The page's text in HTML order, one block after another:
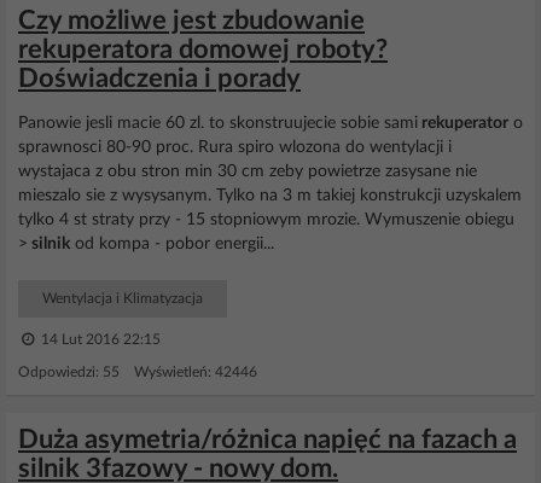
Czy możliwe jest zbudowanie
rekuperatora domowej roboty?
Doświadczenia i porady
Panowie jesli macie 60 zl. to skonstruujecie sobie sami rekuperator o
sprawnosci 80-90 proc. Rura spiro wlozona do wentylacji i
wystajaca z obu stron min 30 cm zeby powietrze zasysane nie
mieszalo sie z wysysanym. Tylko na 3 m takiej konstrukcji uzyskalem
tylko 4 st straty przy - 15 stopniowym mrozie. Wymuszenie obiegu
> silnik od kompa - pobor energii...
Wentylacja i Klimatyzacja
14 Lut 2016 22:15
Odpowiedzi: 55 Wyświetleń: 42446
Duża asymetria/różnica napięć na fazach a
silnik 3fazowy - nowy dom.